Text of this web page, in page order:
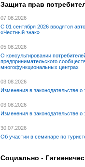
Защита прав
07.08.2026
С 01 сентября 2026 вводятся
«Честный знак»
05.08.2026
О консультировании
предпринимательского
многофункциональных центрах
03.08.2026
Изменения в законодательстве о
03.08.2026
Изменения в законодательстве о
30.07.2026
Об участии в семинаре по
Социально -